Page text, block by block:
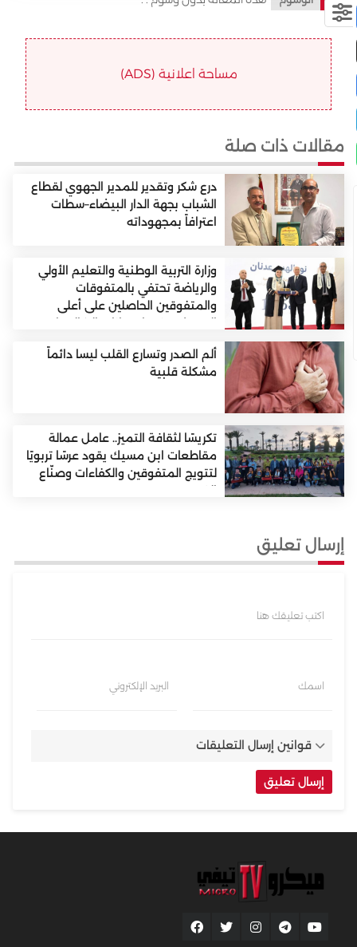
مساحة اعلانية (ADS)
مقالات ذات صلة
درع شكر وتقدير للمدير الجهوي لقطاع
الشباب بجهة الدار البيضاء–سطات
اعترافاً بمجهوداته
وزارة التربية الوطنية والتعليم الأولي
والرياضة تحتفي بالمتفوقات
والمتفوقين الحاصلين على أعلى
المعدلات في امتحانات البكالوريا برسم
ألم الصدر وتسارع القلب ليسا دائماً
مشكلة قلبية
تكريسًا لثقافة التميز.. عامل عمالة
مقاطعات ابن مسيك يقود عرسًا تربويًا
لتتويج المتفوقين والكفاءات وصنّاع
الغد..
إرسال تعليق
اكتب تعليقك هنا
اسمك البريد الإلكتروني
قوانين إرسال التعليقات